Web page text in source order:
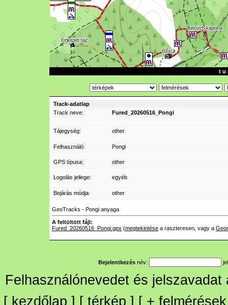
t u
Track-adatlap
Track neve:
Fured_20260516_Pongi
Tájegység: other
Felhasználó: Pongi
GPS típusa: other
Logolás jellege: egyéb
Bejárás módja: other
GeoTracks - Pongi anyaga
A feltöltött fájl:
Fured_20260516_Pongi.gpx (megtekintése a raszteresen, vagy a
Bejelentkezés név:
Felhasználónevedet és
[ kezdőlap ] [ térkép ] [ + felmérések